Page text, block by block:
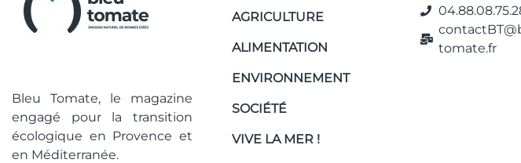
Bleu Tomate, le magazine
engagé pour la transition
écologique en Provence et
en Méditerranée.
AGRICULTURE
ALIMENTATION
ENVIRONNEMENT
SOCIÉTÉ
VIVE LA MER !
tomate.fr